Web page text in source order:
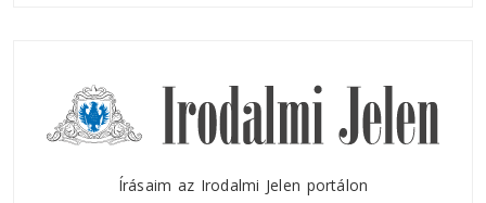
Írásaim az Irodalmi Jelen portálon